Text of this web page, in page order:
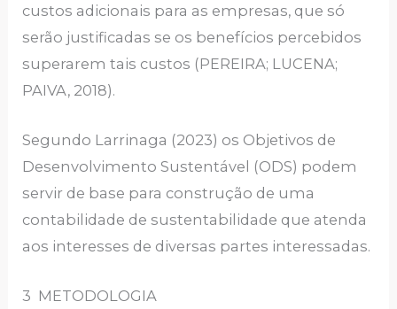
custos adicionais para as empresas, que só
serão justificadas se os benefícios percebidos
superarem tais custos (PEREIRA; LUCENA;
PAIVA, 2018).
Segundo Larrinaga (2023) os Objetivos de
Desenvolvimento Sustentável (ODS) podem
servir de base para construção de uma
contabilidade de sustentabilidade que atenda
aos interesses de diversas partes interessadas.
3 METODOLOGIA